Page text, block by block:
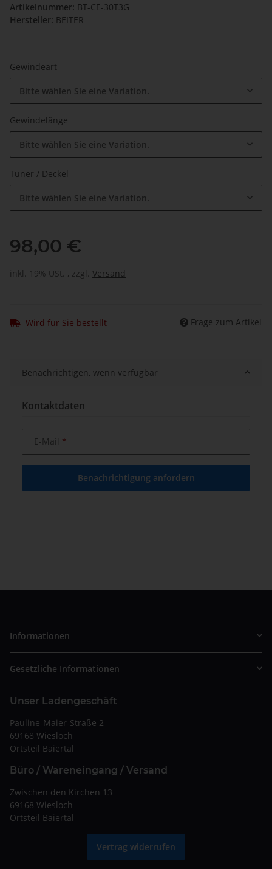
Artikelnummer: BT-CE-30T3G
Hersteller: BEITER
Gewindeart
Bitte wählen Sie eine Variation.
Gewindelänge
Bitte wählen Sie eine Variation.
Tuner / Deckel
Bitte wählen Sie eine Variation.
98,00 €
inkl. 19% USt. , zzgl. Versand
Wird für Sie bestellt Frage zum Artikel
Benachrichtigen, wenn verfügbar
Kontaktdaten
E-Mail
Benachrichtigung anfordern
Informationen
Gesetzliche Informationen
Unser Ladengeschäft
Pauline-Maier-Straße 2
69168 Wiesloch
Ortsteil Baiertal
Büro / Wareneingang / Versand
Zwischen den Kirchen 13
69168 Wiesloch
Ortsteil Baiertal
Vertrag widerrufen